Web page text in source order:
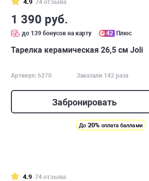
4.9 74 отзыва
1 390 руб.
до 139 бонусов на карту 42 Плюс
Тарелка керамическая 26,5 см Joli
Артикул: 6270 Заказали 142 раза
Забронировать
До 20% оплата баллами
4.9 74 отзыва